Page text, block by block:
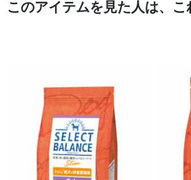
このアイテムを見た人は、